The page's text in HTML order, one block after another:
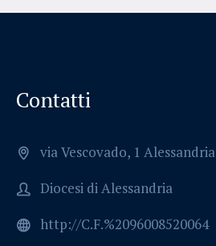
Contatti
via Vescovado, 1 Alessandria
Diocesi di Alessandria
http://C.F.%2096008520064